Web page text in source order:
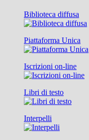
Biblioteca diffusa
Piattaforma Unica
Iscrizioni on-line
Libri di testo
Interpelli